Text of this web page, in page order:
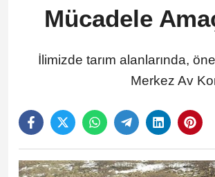
Mücadele
İlimizde tarım alanlarında,
Merkez Av